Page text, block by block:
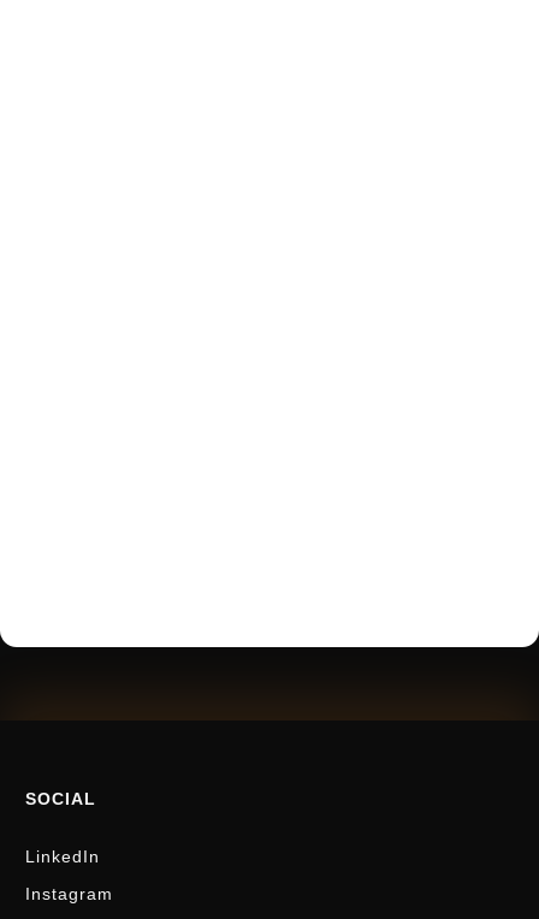
SOCIAL
LinkedIn
Instagram